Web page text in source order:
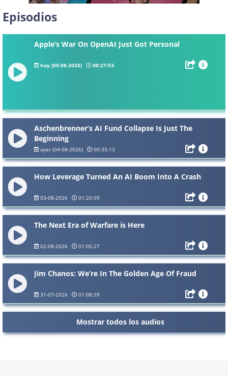
Episodios
Apple’s War On OpenAI Just Got Personal
hoy (05-08-2026) 00:27:53
Aschenbrenner’s AI Fund Collapse Is Just The
Beginning
ayer (04-08-2026) 00:35:13
How Leverage Turned An AI Boom Into A Crash
03-08-2026 01:20:09
The Next Era of Warfare is Here
02-08-2026 01:05:27
Jim Chanos: We’re In The Golden Age Of Fraud
31-07-2026 01:08:39
Mostrar todos los audios